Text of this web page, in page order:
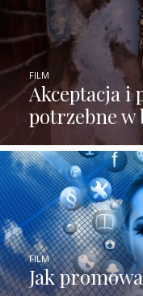
Akceptacja i
potrzebne w
FILM
Jak
FILM